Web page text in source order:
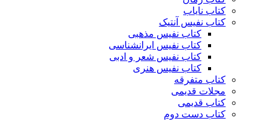
کتاب نایاب
کتاب نفیس آنتیک
کتاب نفیس مذهبی
کتاب نفیس ایرانشناسی
کتاب نفیس شعر و ادبی
کتاب نفیس هنری
کتاب متفرقه
مجلات قدیمی
کتاب قدیمی
کتاب دست دوم